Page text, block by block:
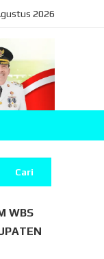
2026
WBS